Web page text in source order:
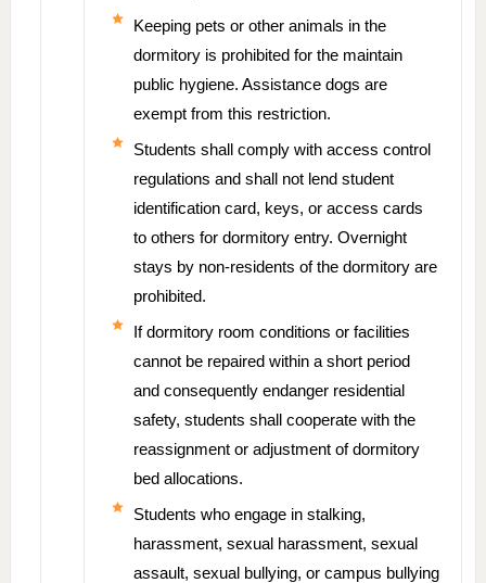
Keeping pets or other animals in the
dormitory is prohibited for the maintain
public hygiene. Assistance dogs are
exempt from this restriction.
Students shall comply with access control
regulations and shall not lend student
identification card, keys, or access cards
to others for dormitory entry. Overnight
stays by non-residents of the dormitory are
prohibited.
If dormitory room conditions or facilities
cannot be repaired within a short period
and consequently endanger residential
safety, students shall cooperate with the
reassignment or adjustment of dormitory
bed allocations.
Students who engage in stalking,
harassment, sexual harassment, sexual
assault, sexual bullying, or campus bullying